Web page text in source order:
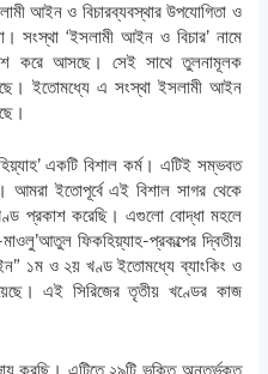
আইন ও বিচারব্যবস্থার উপযোগিতা ও
সংস্থা ‘ইসলামী আইন ও বিচার’ নামে
করে আসছে। সেই সাথে তুলনামূলক
ইতোমধ্যে এ সংস্থা ইসলামী আইন
একটি বিশাল কর্ম। এটিই সম্ভবত
আমরা ইতোপূর্বে এই বিশাল সাগর থেকে
প্রকাশ করেছি। এগুলো বোদ্ধা মহলে
ফিকহিয়্যাহ-প্রকল্পের দ্বিতীয়
১ম ও ২য় খণ্ড ইতোমধ্যে ব্যাংকিং ও
এই সিরিজের তৃতীয় খণ্ডের কাজ